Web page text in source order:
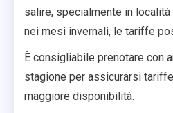
salire, specialmente in
nei mesi invernali, le tariffe
È consigliabile prenotare con
stagione per assicurarsi
maggiore disponibilità.